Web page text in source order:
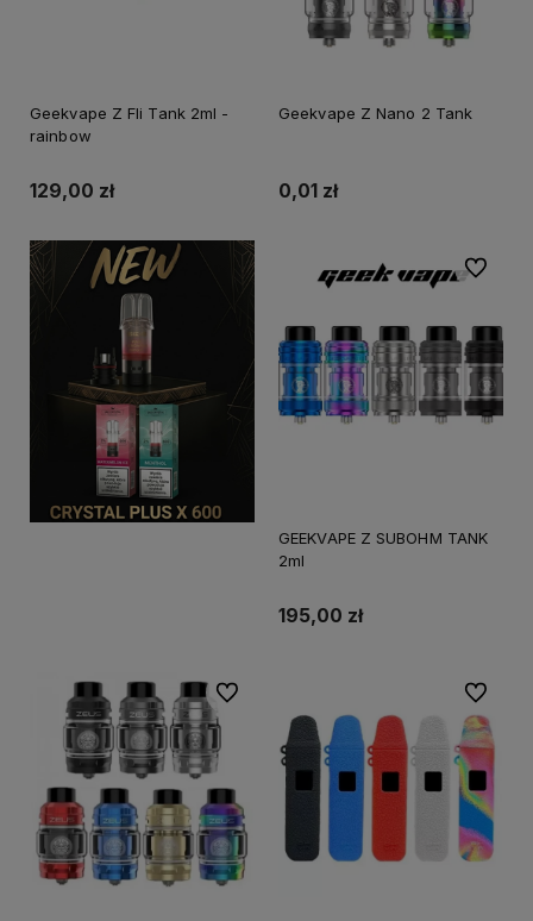
Geekvape Z Fli Tank 2ml -
rainbow
129,00 zł
Geekvape Z Nano 2 Tank
0,01 zł
GEEKVAPE Z SUBOHM TANK
2ml
195,00 zł
Do
Do ulubionych Do